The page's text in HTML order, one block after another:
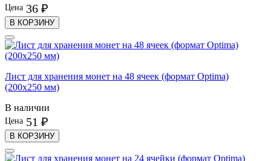
Цена 36 ₽
В КОРЗИНУ
Лист для хранения монет на 48 ячеек (формат Optima)
(200х250 мм)
В наличии
Цена 51 ₽
В КОРЗИНУ